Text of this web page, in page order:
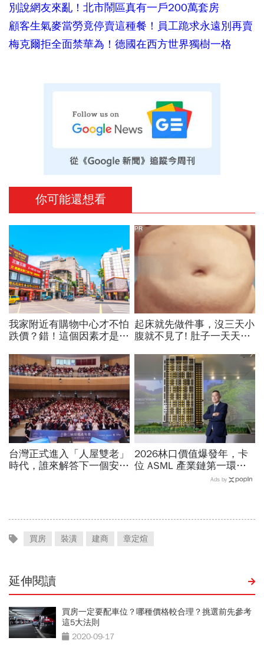
別說網友來亂！北市鬧區真有一戶200萬套房
顧客生氣麥當勞竟停賣這種餐！員工跪求永遠別再賣
梅克爾拒全面禁華為！德國在西方世界獨樹一格
你可能還想看
我家附近有購物中心才不怕
跌價？錯！這個因素才是重
起床就先做件事，沒三天小
腹就不見了! 肚子一天天變
PR
台灣正式進入「人屋雙老」
時代，誰來解答下一個安居
2026林口價值爆發年，卡
位 ASML 產業鏈第一環的
Ads by
買房 裝潢 建商 章定煊
延伸閱讀
買房一定要配車位？哪種價格較合理？挑選前先參考
這5大法則
2020-09-17